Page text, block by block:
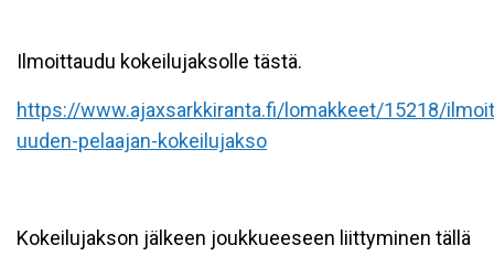
Ilmoittaudu kokeilujaksolle tästä.
https://www.ajaxsarkkiranta.fi/lomakkeet/15218/
uuden-pelaajan-kokeilujakso
Kokeilujakson jälkeen joukkueeseen liittyminen tällä